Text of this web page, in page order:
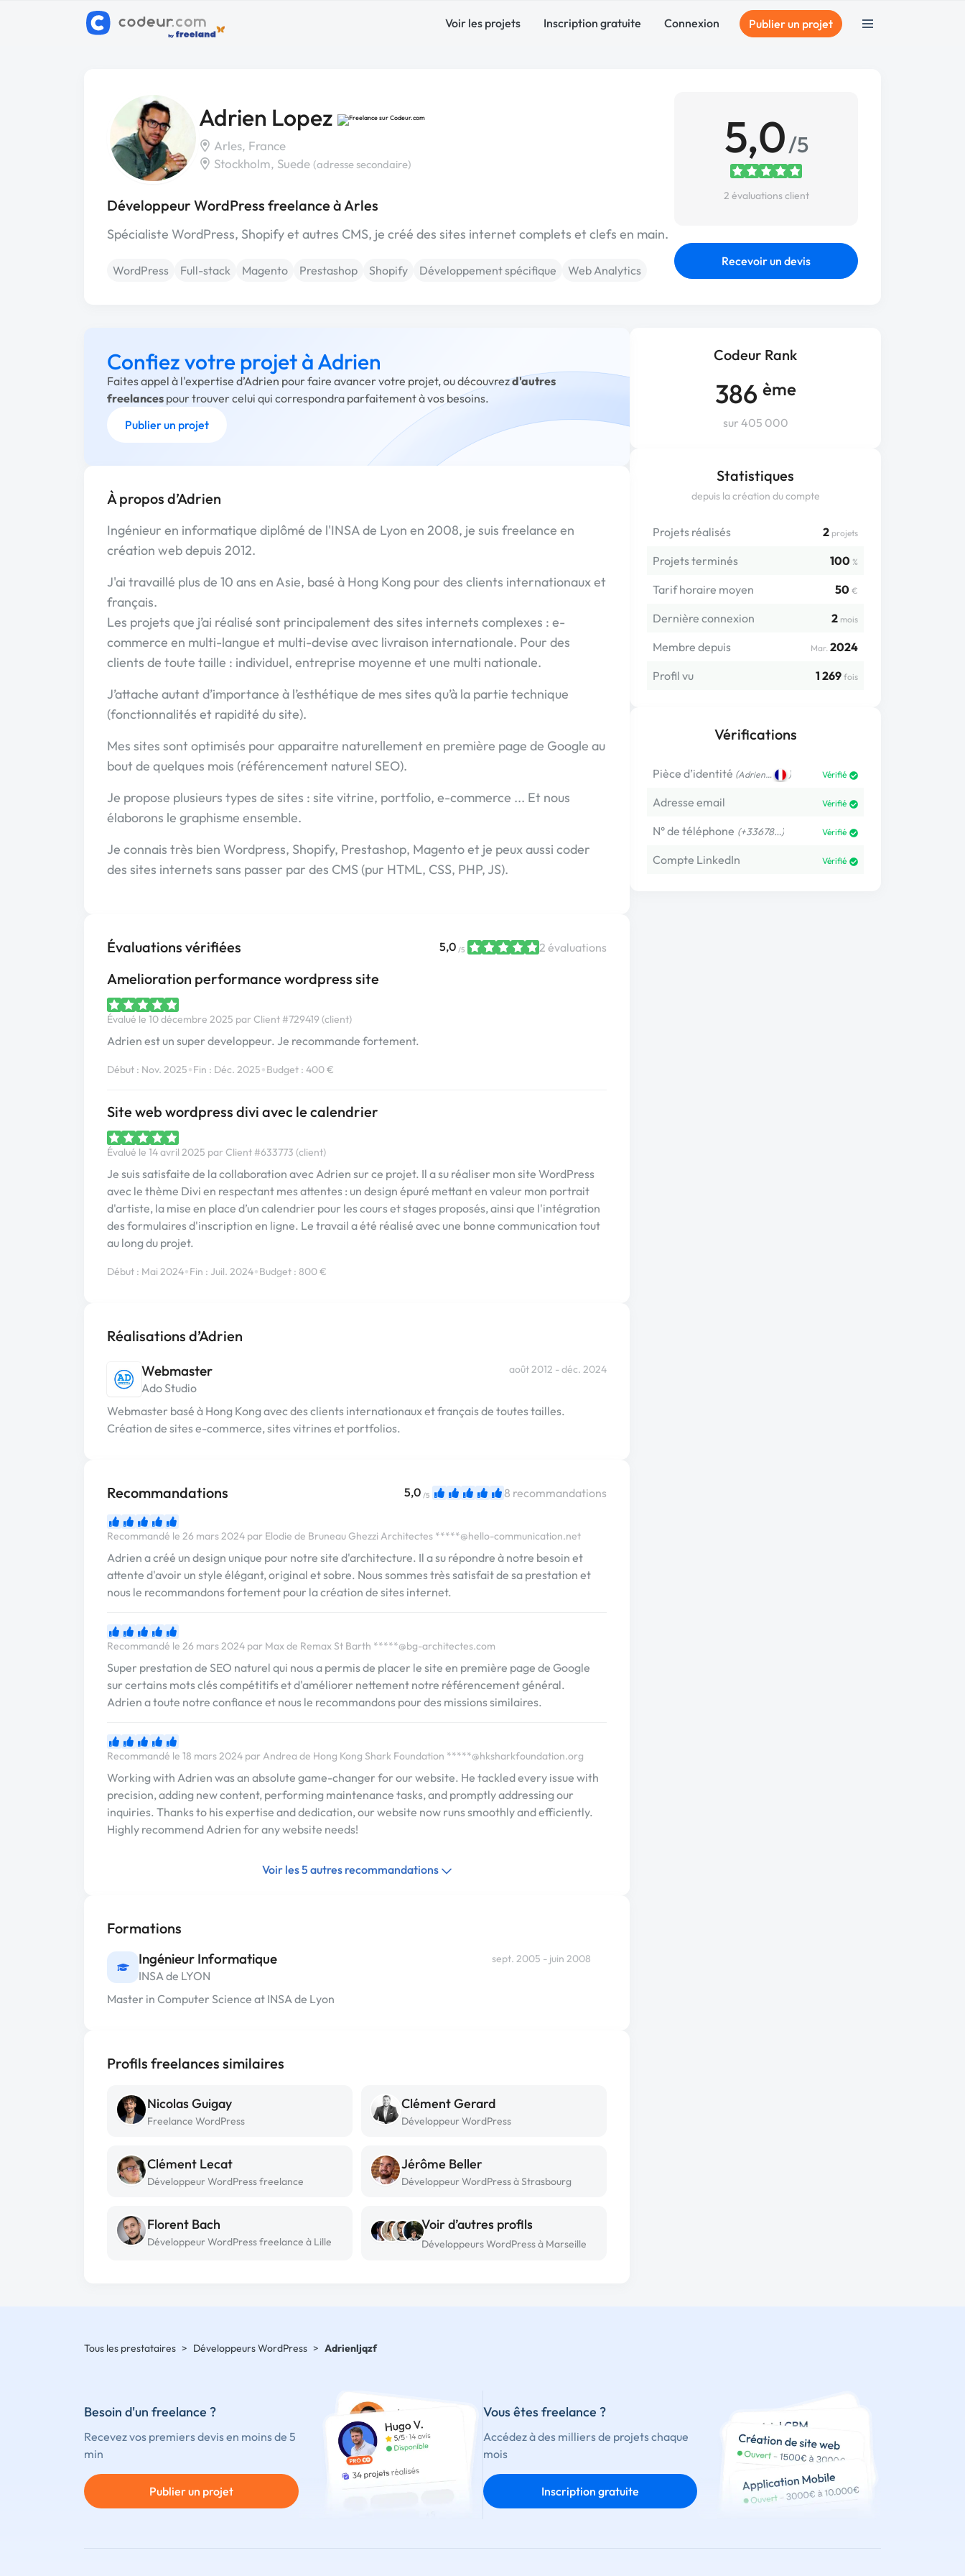
Voir les projets Inscription gratuite Connexion Publier un projet
Adrien Lopez
Arles, France
Stockholm, Suede (adresse secondaire)
Développeur WordPress freelance à Arles
Spécialiste WordPress, Shopify et autres CMS, je créé des sites internet complets et clefs en main.
WordPress Full-stack Magento Prestashop Shopify Développement spécifique Web Analytics
5,0/5
2 évaluations client
Recevoir un devis
Codeur Rank
386 ème
sur 405 000
Statistiques
depuis la création du compte
Projets réalisés 2 projets
Projets terminés 100 %
Tarif horaire moyen 50 €
Dernière connexion 2 mois
Membre depuis Mar. 2024
Profil vu
1 269 fois
Vérifications
Pièce d’identité (Adrien… ) Vérifié
Adresse email Vérifié
N° de téléphone (+33678…) Vérifié
Compte LinkedIn Vérifié
Confiez votre projet à Adrien
Faites appel à l'expertise d’Adrien pour faire avancer votre projet, ou découvrezd'autres
freelances pour trouver celui qui correspondra parfaitement à vos besoins.
Publier un projet
À propos d’Adrien
Ingénieur en informatique diplômé de l'INSA de Lyon en 2008, je suis freelance en
création web depuis 2012.
J'ai travaillé plus de 10 ans en Asie, basé à Hong Kong pour des clients internationaux et
français.
Les projets que j’ai réalisé sont principalement des sites internets complexes : e-
commerce en multi-langue et multi-devise avec livraison internationale. Pour des
clients de toute taille : individuel, entreprise moyenne et une multi nationale.
J’attache autant d’importance à l’esthétique de mes sites qu’à la partie technique
(fonctionnalités et rapidité du site).
Mes sites sont optimisés pour apparaitre naturellement en première page de Google au
bout de quelques mois (référencement naturel SEO).
Je propose plusieurs types de sites : site vitrine, portfolio, e-commerce ... Et nous
élaborons le graphisme ensemble.
Je connais très bien Wordpress, Shopify, Prestashop, Magento et je peux aussi coder
des sites internets sans passer par des CMS (pur HTML, CSS, PHP, JS).
Évaluations vérifiées 5,0 /5 2 évaluations
Amelioration performance wordpress site
Évalué le 10 décembre 2025 par Client #729419 (client)
Adrien est un super developpeur. Je recommande fortement.
Début : Nov. 2025•Fin : Déc. 2025•Budget : 400 €
Site web wordpress divi avec le calendrier
Évalué le 14 avril 2025 par Client #633773 (client)
Je suis satisfaite de la collaboration avec Adrien sur ce projet. Il a su réaliser mon site WordPress
avec le thème Divi en respectant mes attentes : un design épuré mettant en valeur mon portrait
d'artiste, la mise en place d’un calendrier pour les cours et stages proposés, ainsi que l'intégration
des formulaires d'inscription en ligne. Le travail a été réalisé avec une bonne communication tout
au long du projet.
Début : Mai 2024•Fin : Juil. 2024•Budget : 800 €
Réalisations d’Adrien
Webmaster
Ado Studio
août 2012 - déc. 2024
Webmaster basé à Hong Kong avec des clients internationaux et français de toutes tailles.
Création de sites e-commerce, sites vitrines et portfolios.
Recommandations 5,0 /5 8 recommandations
Recommandé le 26 mars 2024 par Elodie de Bruneau Ghezzi Architectes *****@hello-communication.net
Adrien a créé un design unique pour notre site d'architecture. Il a su répondre à notre besoin et
attente d'avoir un style élégant, original et sobre. Nous sommes très satisfait de sa prestation et
nous le recommandons fortement pour la création de sites internet.
Recommandé le 26 mars 2024 par Max de Remax St Barth *****@bg-architectes.com
Super prestation de SEO naturel qui nous a permis de placer le site en première page de Google
sur certains mots clés compétitifs et d'améliorer nettement notre référencement général.
Adrien a toute notre confiance et nous le recommandons pour des missions similaires.
Recommandé le 18 mars 2024 par Andrea de Hong Kong Shark Foundation *****@hksharkfoundation.org
Working with Adrien was an absolute game-changer for our website. He tackled every issue with
precision, adding new content, performing maintenance tasks, and promptly addressing our
inquiries. Thanks to his expertise and dedication, our website now runs smoothly and efficiently.
Highly recommend Adrien for any website needs!
Voir les 5 autres recommandations
Formations
Ingénieur Informatique
INSA de LYON
sept. 2005 - juin 2008
Master in Computer Science at INSA de Lyon
Profils freelances similaires
Nicolas Guigay
Freelance WordPress
Clément Gerard
Développeur WordPress
Clément Lecat
Développeur WordPress freelance
Jérôme Beller
Développeur WordPress à Strasbourg
Florent Bach
Développeur WordPress freelance à Lille
Voir d’autres profils
Développeurs WordPress à Marseille
Tous les prestataires > Développeurs WordPress > Adrienljqzf
Besoin d'un freelance ?
Recevez vos premiers devis en moins de 5
min
Publier un projet
Vous êtes freelance ?
Accédez à des milliers de projets chaque
mois
Inscription gratuite